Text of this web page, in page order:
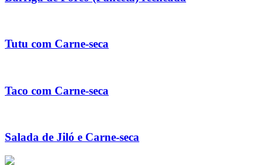
Tutu com Carne-seca
Taco com Carne-seca
Salada de Jiló e Carne-seca